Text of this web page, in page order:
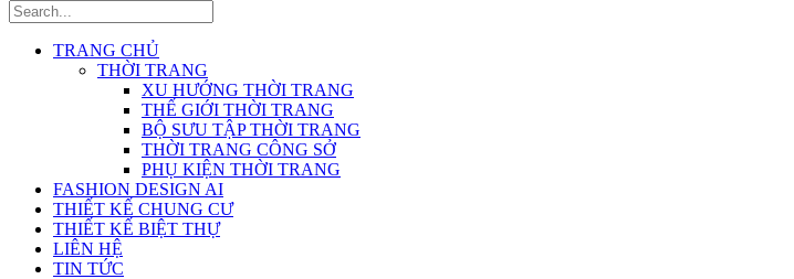
TRANG CHỦ
THỜI TRANG
XU HƯỚNG THỜI TRANG
THẾ GIỚI THỜI TRANG
BỘ SƯU TẬP THỜI TRANG
THỜI TRANG CÔNG SỞ
PHỤ KIỆN THỜI TRANG
FASHION DESIGN AI
THIẾT KẾ CHUNG CƯ
THIẾT KẾ BIỆT THỰ
LIÊN HỆ
TIN TỨC